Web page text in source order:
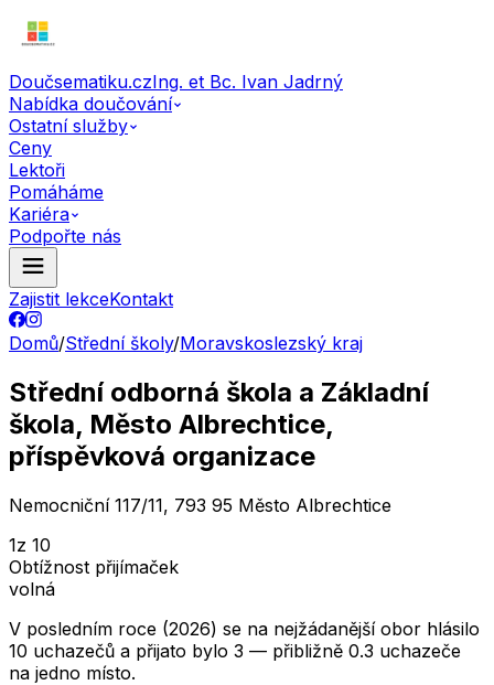
Doučsematiku.czIng. et Bc. Ivan Jadrný
Nabídka doučování
Ostatní služby
Ceny
Lektoři
Pomáháme
Kariéra
Podpořte nás
Zajistit lekceKontakt
Domů/Střední školy/Moravskoslezský kraj
Střední odborná škola a Základní
škola, Město Albrechtice,
příspěvková organizace
Nemocniční 117/11, 793 95 Město Albrechtice
1z 10
Obtížnost přijímaček
volná
V posledním roce (2026) se na nejžádanější obor hlásilo
10 uchazečů a přijato bylo 3 — přibližně 0.3 uchazeče
na jedno místo.